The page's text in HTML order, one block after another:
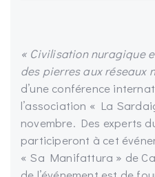
« Civilisation nuragique
des pierres aux réseaux
d’une conférence
l’association « La
novembre. Des experts
participeront à cet
« Sa Manifattura » de